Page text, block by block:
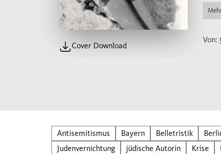
Cover Download
sie
Von:
Antisemitismus Bayern Belletristik
Judenvernichtung
jüdische Autorin Krise